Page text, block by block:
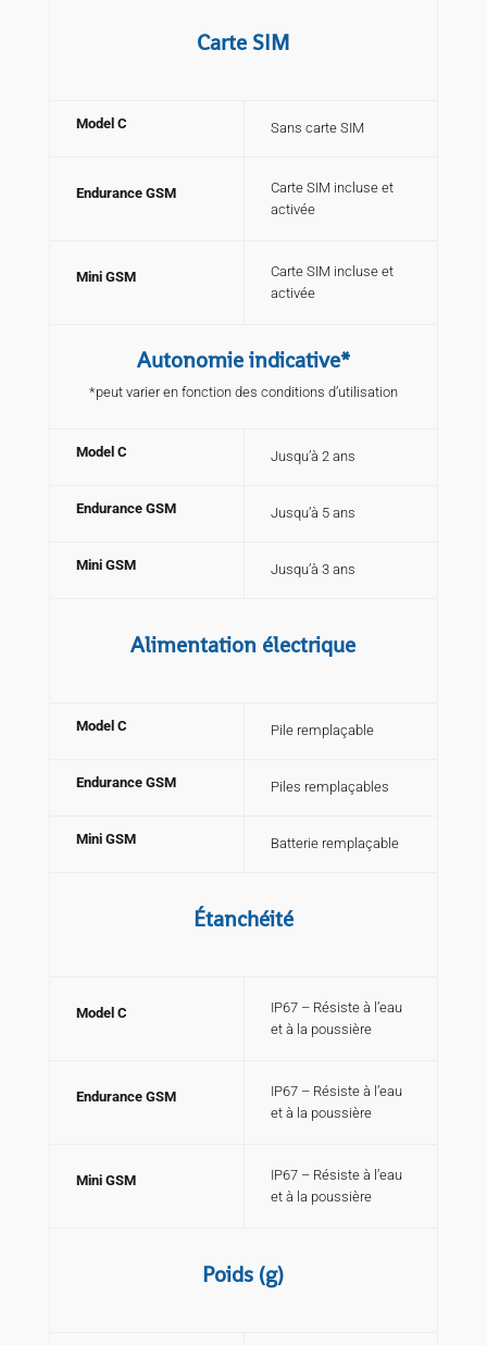
Carte SIM
Model C Sans carte SIM
Endurance GSM
Carte SIM incluse et
activée
Mini GSM
Carte SIM incluse et
activée
Autonomie indicative*
*peut varier en fonction des conditions d’utilisation
Model C Jusqu’à 2 ans
Endurance GSM Jusqu’à 5 ans
Mini GSM Jusqu’à 3 ans
Alimentation électrique
Model C Pile remplaçable
Endurance GSM Piles remplaçables
Mini GSM Batterie remplaçable
Étanchéité
Model C
IP67 – Résiste à l’eau
et à la poussière
Endurance GSM
IP67 – Résiste à l’eau
et à la poussière
Mini GSM
IP67 – Résiste à l’eau
et à la poussière
Poids (g)